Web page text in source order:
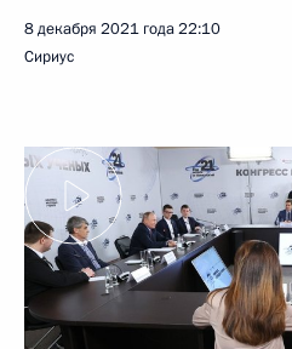
8 декабря 2021 года22:10
Сириус